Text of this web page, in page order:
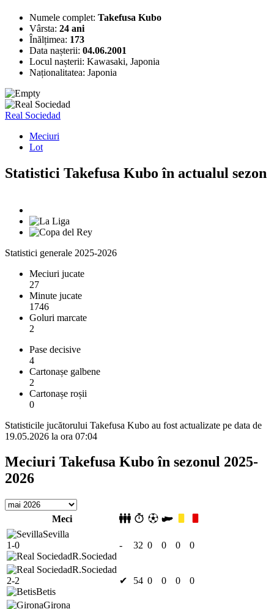
Numele complet: Takefusa Kubo
Vârsta: 24 ani
Înălțimea: 173
Data nașterii: 04.06.2001
Locul nașterii: Kawasaki, Japonia
Naționalitatea: Japonia
Real Sociedad
Meciuri
Lot
Statistici Takefusa Kubo în actualul sezon
Statistici generale 2025-2026
Meciuri jucate
27
Minute jucate
1746
Goluri marcate
2
Pase decisive
4
Cartonașe galbene
2
Cartonașe roșii
0
Statisticile jucătorului Takefusa Kubo au fost actualizate pe data de
19.05.2026 la ora 07:04
Meciuri Takefusa Kubo în sezonul 2025-
2026
Meci
Sevilla
1-0
R.Sociedad
- 32 0 0 0 0
R.Sociedad
2-2
Betis
✔ 54 0 0 0 0
Girona